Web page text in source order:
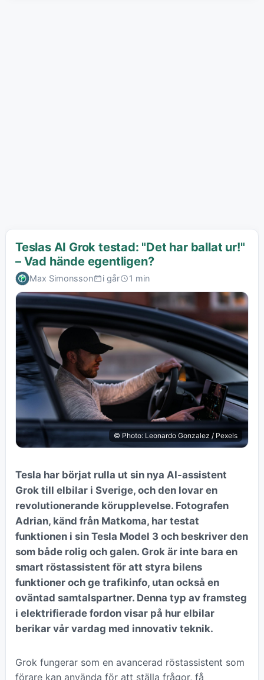
Teslas AI Grok testad: "Det har ballat ur!"
– Vad hände egentligen?
Max Simonsson i går 1 min
© Photo: Leonardo Gonzalez / Pexels
Tesla har börjat rulla ut sin nya AI-assistent
Grok till elbilar i Sverige, och den lovar en
revolutionerande körupplevelse. Fotografen
Adrian, känd från Matkoma, har testat
funktionen i sin Tesla Model 3 och beskriver den
som både rolig och galen. Grok är inte bara en
smart röstassistent för att styra bilens
funktioner och ge trafikinfo, utan också en
oväntad samtalspartner. Denna typ av framsteg
i elektrifierade fordon visar på hur elbilar
berikar vår vardag med innovativ teknik.
Grok fungerar som en avancerad röstassistent som
förare kan använda för att ställa frågor, få